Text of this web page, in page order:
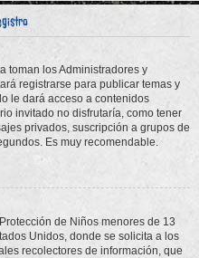
toman los Administradores y
registrarse para publicar temas y
le dará acceso a contenidos
invitado no disfrutaría, como tener
privados, suscripción a grupos de
Es muy recomendable.
de Niños menores de 13
Unidos, donde se solicita a los
recolectores de información, que